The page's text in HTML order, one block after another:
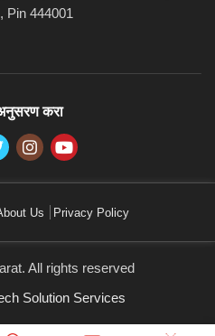
Pin 444001
करा
Us Privacy Policy
All rights reserved
Solution Services